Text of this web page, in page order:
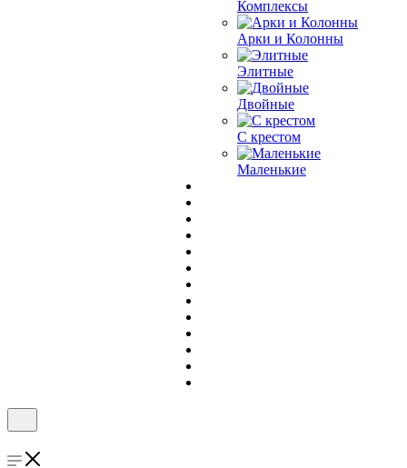
Комплексы
Арки и Колонны
Элитные
Двойные
С крестом
Маленькие